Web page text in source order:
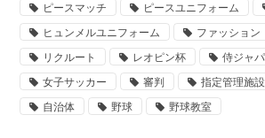
ピースマッチ
ピースユニフォーム
ヒュンメルユニフォーム
ファッション
リクルート
レオピン杯 侍ジャ
女子サッカー
審判 指定管理施設
自治体
野球 野球教室